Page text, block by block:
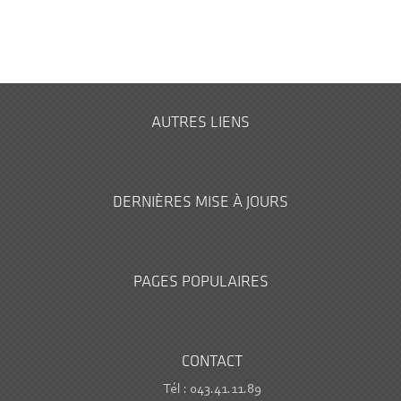
AUTRES LIENS
DERNIÈRES MISE À JOURS
PAGES POPULAIRES
CONTACT
Tél : 043.41.11.89